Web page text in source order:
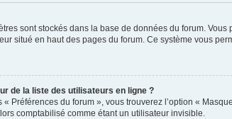
sont stockés dans la base de données du forum.
situé en haut des pages du forum. Ce système vous
de la liste des utilisateurs en ligne ?
Préférences du forum », vous trouverez l’option «
comptabilisé comme étant un utilisateur invisible.